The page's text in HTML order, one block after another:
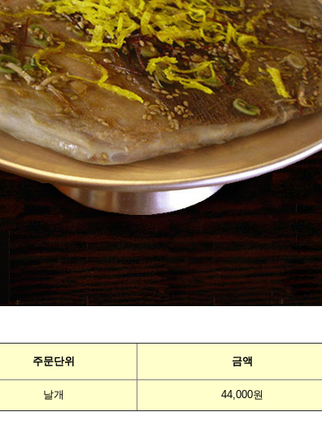
주문단위 금액
날개 44,000원